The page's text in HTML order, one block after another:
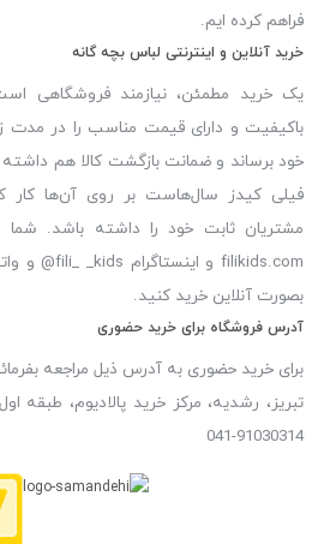
فراهم کرده ایم.
خرید آنلاین و اینترنتی لباس بچه گانه
یک خرید مطمئن، نیازمند فروشگاهی است
باکیفیت و دارای قیمت مناسب را در مدت
خود برساند و ضمانت بازگشت کالا هم
فیلی کیدز سال‌هاست بر روی آن‌ها کار
مشتریان ثابت خود را داشته باشد.
بصورت آنلاین خرید کنید.
آدرس فروشگاه برای خرید حضوری
برای خرید حضوری به آدرس ذیل مراجعه
91030314-041